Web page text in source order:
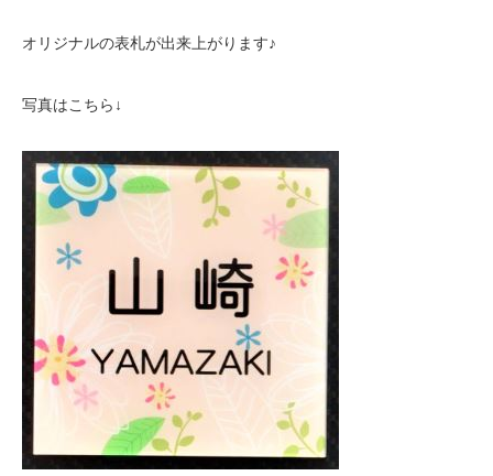
オリジナルの表札が出来上がります♪
写真はこちら↓